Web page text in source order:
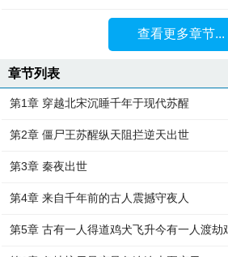
查看更多章节...
章节列表
第1章 穿越北宋沉睡千年于现代苏醒
第2章 僵尸王苏醒纵天阻拦逆天出世
第3章 秦夜出世
第4章 来自千年前的古人震撼守夜人
第5章 古有一人得道鸡犬飞升今有一人渡劫